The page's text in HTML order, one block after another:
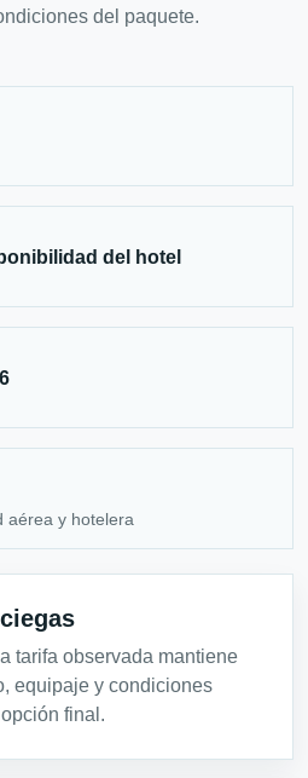
del paquete.
del hotel
aérea y hotelera
tarifa observada mantiene
equipaje y condiciones
final.